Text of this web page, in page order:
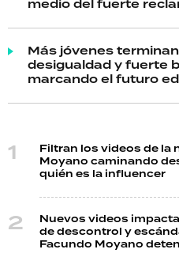
medio del fuerte
Más jóvenes
desigualdad y fuerte
marcando el futuro
Filtran los videos de la
Moyano caminando
quién es la influencer
Nuevos videos
de descontrol y
Facundo Moyano